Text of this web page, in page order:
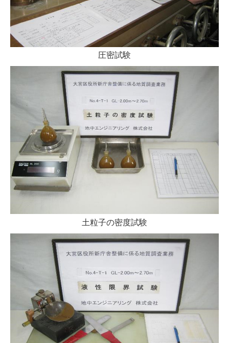
圧密試験
土粒子の密度試験